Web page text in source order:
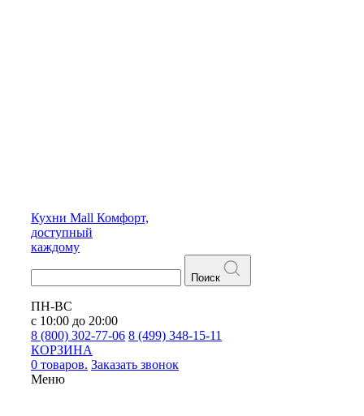
Кухни Mall Комфорт,
доступный
каждому
Поиск
ПН-ВС
с 10:00 до 20:00
8 (800) 302-77-06 8 (499) 348-15-11
КОРЗИНА
0 товаров. Заказать звонок
Меню